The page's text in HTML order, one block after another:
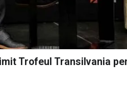
Trofeul Transilvania